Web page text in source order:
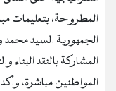
المطروحة، بتعليمات
الجمهورية السيد محمد
المشاركة بالنقد
المواطنين مباشرة،